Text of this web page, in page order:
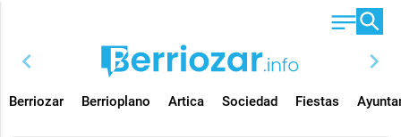
chevron_left chevron_right
Berriozar Berrioplano Artica Sociedad Fiestas